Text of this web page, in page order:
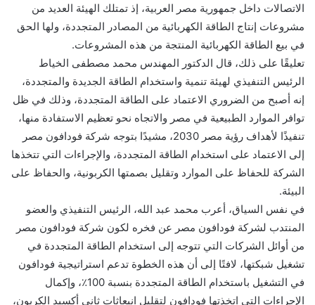
الاتصالات داخل جمهورية مصر العربية، إذ تمتلك الهيئة العديد من
مشروعات إنتاج الطاقة الكهربائية من المصادر المتجددة، ولها الحق
في بيع الطاقة الكهربائية المنتجة من هذه المشروعات.
تعليقًا على ذلك، قال الدكتور المهندس محمد مصطفى الخياط
الرئيس التنفيذي لهيئة تنمية واستخدام الطاقة الجديدة والمتجددة،
إنه أصبح من الضروري الاعتماد على الطاقة المتجددة، وذلك في ظل
توافر الموارد الطبيعية في مصر والاتجاه نحو تعظيم الاستفادة منها،
تنفيذًا لأهداف رؤية مصر 2030، مشيدًا بتوجه شركة فودافون مصر
إلى الاعتماد على استخدام الطاقة المتجددة، والإجراءات التي تتخذها
الشركة للحفاظ على الموارد وتقليل بصمتها الكربونية، والحفاظ على
البيئة.
في نفس السياق، أعرب محمد عبد الله، الرئيس التنفيذي والعضو
المنتدب لشركة فودافون مصر عن فخره لكون شركة فودافون مصر
من أوائل الشركات التي تتوجه إلى استخدام الطاقة المتجددة في
تشغيل شبكتها، لافتًا إلى أن هذه الخطوة تدعم استراتيجية فودافون
في التشغيل باستخدام الطاقة المتجددة بنسبة 100٪، وإكمال
الإجراءات التي اتخذتها فودافون لتقليل انبعاثات ثاني أكسيد الكربون،